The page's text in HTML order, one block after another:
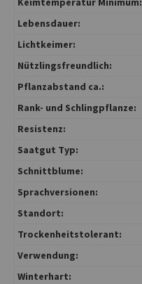
Lebensdauer:
Lichtkeimer:
Nützlingsfreundlich:
Pflanzabstand ca.:
Rank- und Schlingpflanze:
Resistenz:
Saatgut Typ:
Schnittblume:
Sprachversionen:
Standort:
Trockenheitstolerant:
Verwendung:
Winterhart: